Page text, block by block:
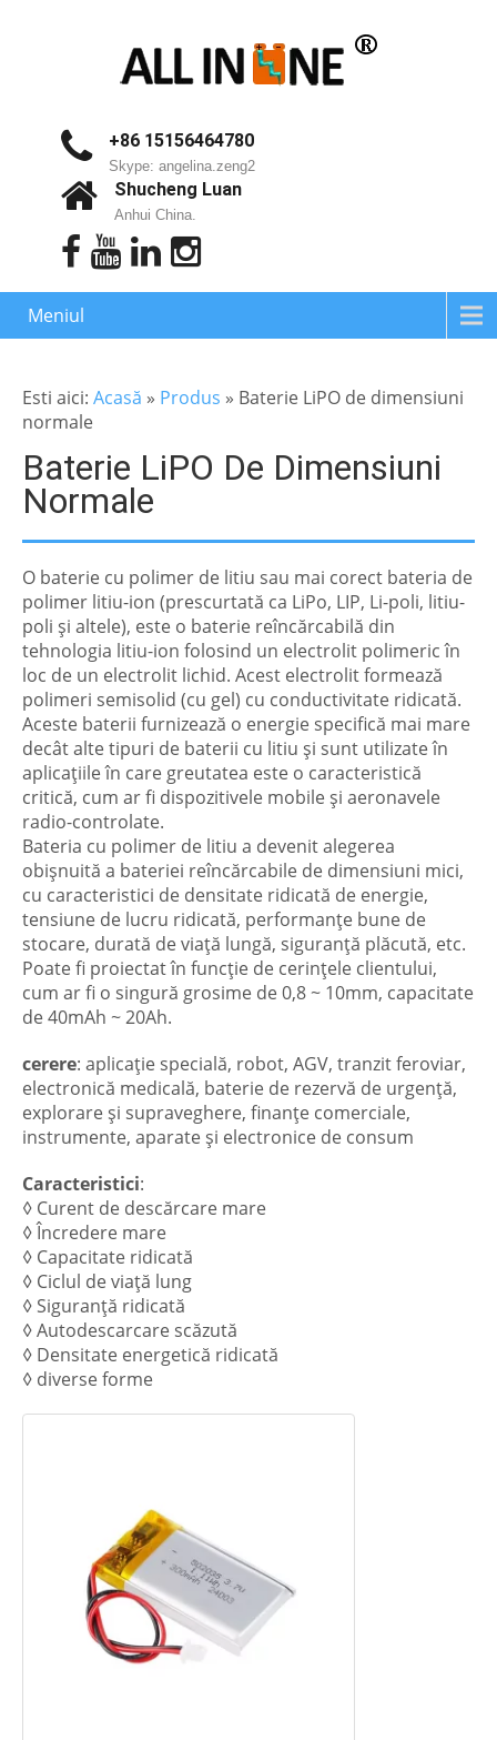
+86 15156464780
Skype: angelina.zeng2
Shucheng Luan
Anhui China.
Meniul
Esti aici: Acasă » Produs » Baterie LiPO de dimensiuni
normale
Baterie LiPO De Dimensiuni
Normale
O baterie cu polimer de litiu sau mai corect bateria de
polimer litiu-ion (prescurtată ca LiPo, LIP, Li-poli, litiu-
poli și altele), este o baterie reîncărcabilă din
tehnologia litiu-ion folosind un electrolit polimeric în
loc de un electrolit lichid. Acest electrolit formează
polimeri semisolid (cu gel) cu conductivitate ridicată.
Aceste baterii furnizează o energie specifică mai mare
decât alte tipuri de baterii cu litiu și sunt utilizate în
aplicațiile în care greutatea este o caracteristică
critică, cum ar fi dispozitivele mobile și aeronavele
radio-controlate.
Bateria cu polimer de litiu a devenit alegerea
obișnuită a bateriei reîncărcabile de dimensiuni mici,
cu caracteristici de densitate ridicată de energie,
tensiune de lucru ridicată, performanțe bune de
stocare, durată de viață lungă, siguranță plăcută, etc.
Poate fi proiectat în funcție de cerințele clientului,
cum ar fi o singură grosime de 0,8 ~ 10mm, capacitate
de 40mAh ~ 20Ah.
cerere: aplicație specială, robot, AGV, tranzit feroviar,
electronică medicală, baterie de rezervă de urgență,
explorare și supraveghere, finanțe comerciale,
instrumente, aparate și electronice de consum
Caracteristici:
◊ Curent de descărcare mare
◊ Încredere mare
◊ Capacitate ridicată
◊ Ciclul de viață lung
◊ Siguranță ridicată
◊ Autodescarcare scăzută
◊ Densitate energetică ridicată
◊ diverse forme